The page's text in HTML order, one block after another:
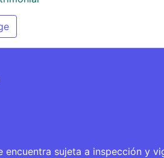
sujeta a inspección y